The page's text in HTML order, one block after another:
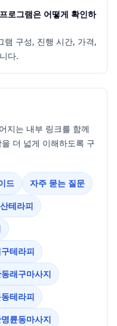
로그램은 어떻게 확인하
램 구성, 진행 시간, 가격,
다.
지는 내부 링크를 함께
더 넓게 이해하도록 구
드
자주 묻는 질문
테라피
테라피
래구마사지
테라피
륜동마사지